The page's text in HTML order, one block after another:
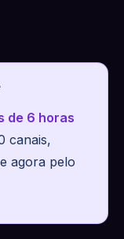
de 6 horas
canais,
agora pelo